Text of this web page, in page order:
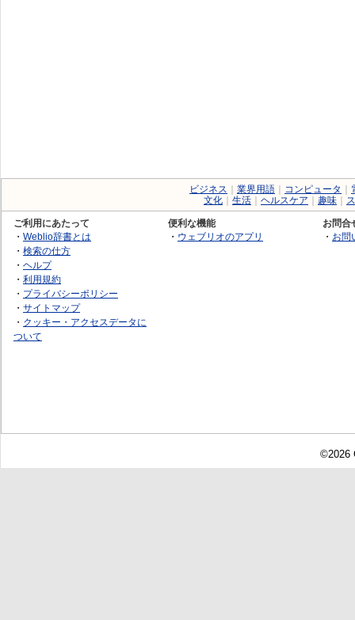
ビジネス 業界用語 コンピュータ
文化
生活 ヘルスケア 趣味
ご利用にあたって
・ Weblio辞書とは
・ 検索の仕方
・ ヘルプ
・ 利用規約
・ プライバシーポリシー
・ サイトマップ
・ クッキー・アクセスデータに
ついて
便利な機能
・ ウェブリオのアプリ
お問合
・ お問
©2026